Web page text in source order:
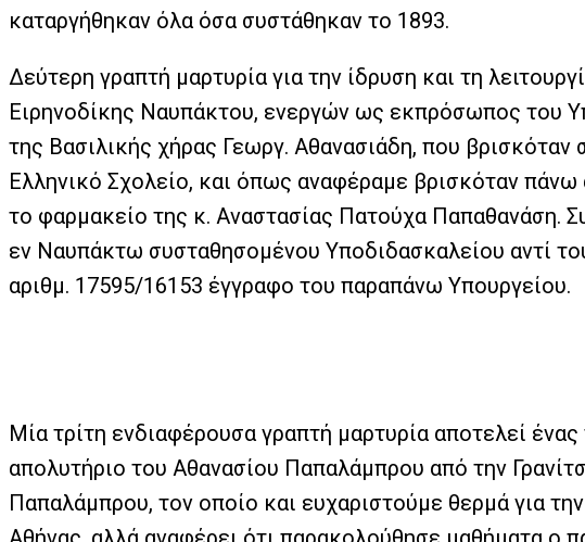
καταργήθηκαν όλα όσα συστάθηκαν το 1893.
Δεύτερη γραπτή μαρτυρία για την ίδρυση και τη
Ειρηνοδίκης Ναυπάκτου, ενεργών ως εκπρόσωπος του
της Βασιλικής χήρας Γεωργ. Αθανασιάδη, που βρισκόταν
Ελληνικό Σχολείο, και όπως αναφέραμε βρισκόταν
το φαρμακείο της κ. Αναστασίας Πατούχα Παπαθανάση.
εν Ναυπάκτω συσταθησομένου Υποδιδασκαλείου αντί
αριθμ. 17595/16153 έγγραφο του παραπάνω Υπουργείου.
Μία τρίτη ενδιαφέρουσα γραπτή μαρτυρία αποτελεί
απολυτήριο του Αθανασίου Παπαλάμπρου από την
Παπαλάμπρου, τον οποίο και ευχαριστούμε θερμά για